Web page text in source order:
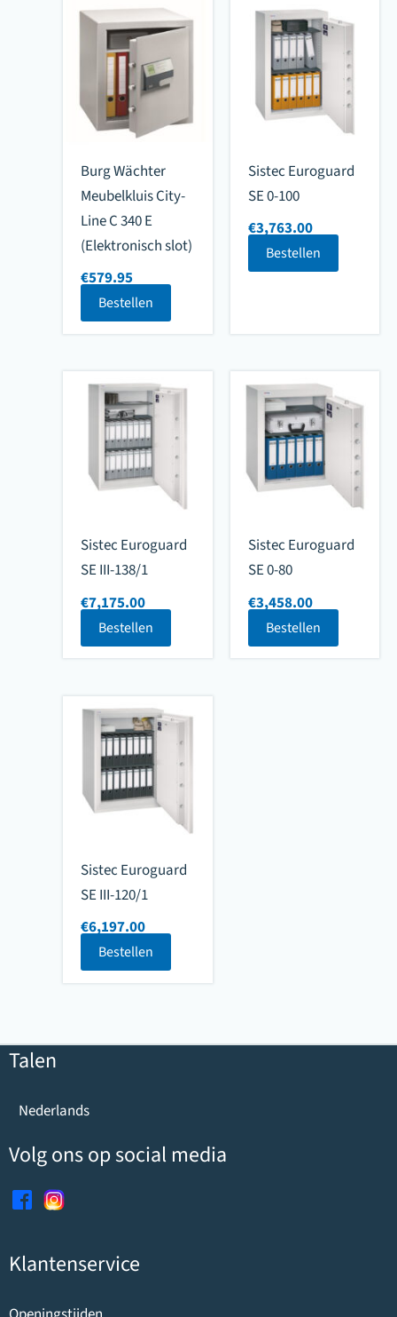
Burg Wächter
Meubelkluis City-
Line C 340 E
(Elektronisch slot)
€579.95
Bestellen
Sistec Euroguard
SE 0-100
€3,763.00
Bestellen
Sistec Euroguard
SE III-138/1
€7,175.00
Bestellen
Sistec Euroguard
SE 0-80
€3,458.00
Bestellen
Sistec Euroguard
SE III-120/1
€6,197.00
Bestellen
Talen
Nederlands
Volg ons op social media
Klantenservice